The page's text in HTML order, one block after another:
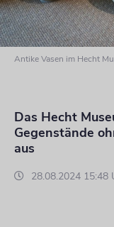
Antike Vasen im Hecht
Das Hecht
Gegenstände
aus
28.08.2024 15:48